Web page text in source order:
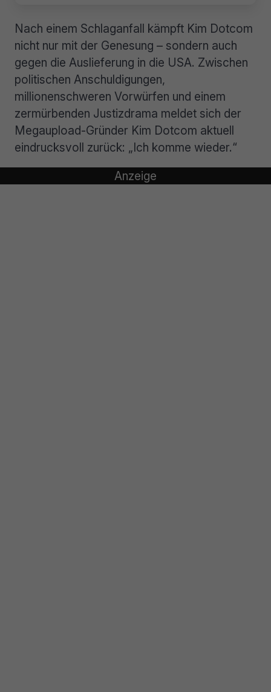
Nach einem Schlaganfall kämpft Kim Dotcom
nicht nur mit der Genesung – sondern auch
gegen die Auslieferung in die USA. Zwischen
politischen Anschuldigungen,
millionenschweren Vorwürfen und einem
zermürbenden Justizdrama meldet sich der
Megaupload-Gründer Kim Dotcom aktuell
eindrucksvoll zurück: „Ich komme wieder.“